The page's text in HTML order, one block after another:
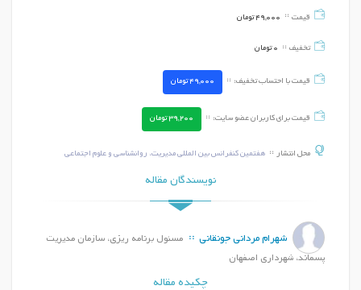
قیمت 49,000تومان
تخفیف 0 تومان
قیمت با احتساب تخفیف: 49,000تومان
قیمت برای کاربران عضو سایت: 39,200تومان
محل انتشار هفتمین کنفرانس بین المللی مدیریت، روانشناسی و علوم اجتماعی
نویسندگان مقاله
شهرام مردانی جونقانی مسئول برنامه ریزی، سازمان مدیریت
پسماند، شهرداری اصفهان
چکیده مقاله